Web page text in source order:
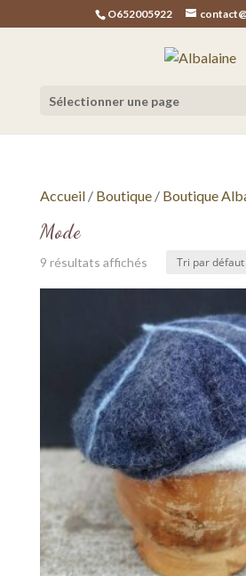
O652005922
Sélectionner une page
Accueil/ Boutique/ Boutique
Mode
9 résultats affichés